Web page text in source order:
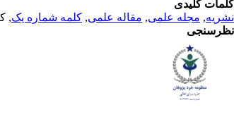
کلمات کلیدی
نشریه, مجله علمی, مقاله علمی, کلمه شماره یک,
نظرسنجی